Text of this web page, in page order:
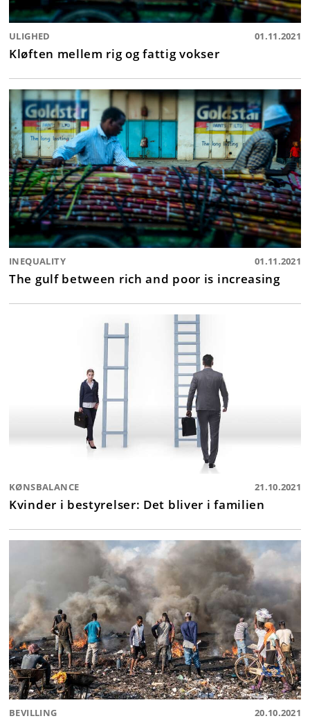
ULIGHED 01.11.2021
Kløften mellem rig og fattig vokser
INEQUALITY 01.11.2021
The gulf between rich and poor is increasing
KØNSBALANCE 21.10.2021
Kvinder i bestyrelser: Det bliver i familien
BEVILLING 20.10.2021